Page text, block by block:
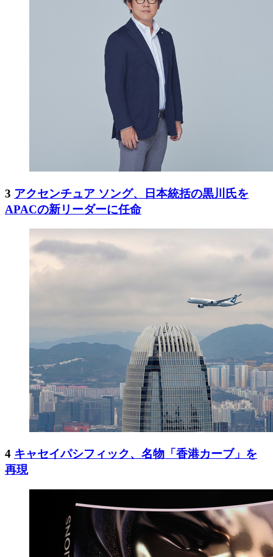
3 アクセンチュア ソング、日本統括の黒川氏を
APACの新リーダーに任命
4 キャセイパシフィック、名物「香港カーブ」を
再現